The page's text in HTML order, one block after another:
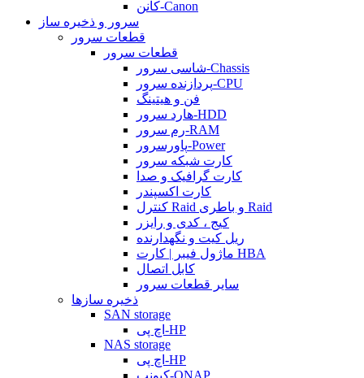
کانن-Canon
سرور و ذخیره ساز
قطعات سرور
قطعات سرور
شاسی سرور-Chassis
پردازنده سرور-CPU
فن و هیتینگ
هارد سرور-HDD
رم سرور-RAM
پاورسرور-Power
کارت شبکه سرور
کارت گرافیک و صدا
کارت اکسپندر
کنترل Raid و باطری Raid
کیج ، کدی و رایزر
ریل کیت و نگهدارنده
ماژول فیبر | کارت HBA
کابل اتصال
سایر قطعات سرور
ذخیره سازها
SAN storage
اچ پی-HP
NAS storage
اچ پی-HP
کیونپ-QNAP